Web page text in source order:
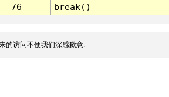
76 break()
的访问不便我们深感歉意.